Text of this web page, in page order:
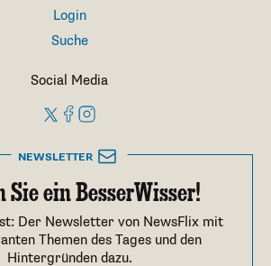
Login
Suche
Social Media
NEWSLETTER
Sie ein BesserWisser!
Der Newsletter von NewsFlix mit
Themen des Tages und den
Hintergründen dazu.